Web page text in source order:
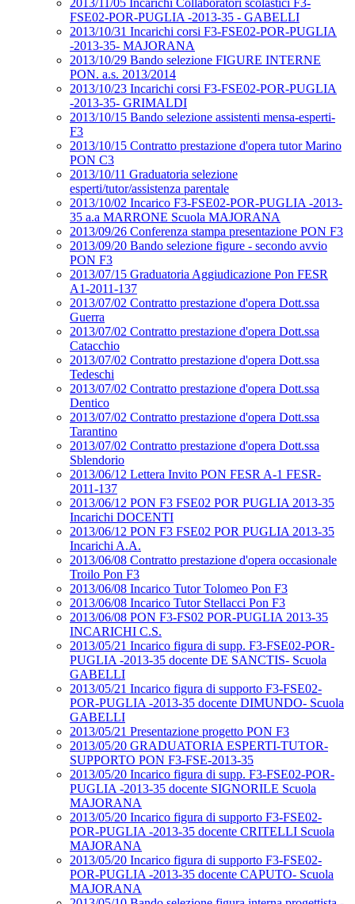
2013/11/05 Incarichi Collaboratori scolastici F3-
FSE02-POR-PUGLIA -2013-35 - GABELLI
2013/10/31 Incarichi corsi F3-FSE02-POR-PUGLIA
-2013-35- MAJORANA
2013/10/29 Bando selezione FIGURE INTERNE
PON. a.s. 2013/2014
2013/10/23 Incarichi corsi F3-FSE02-POR-PUGLIA
-2013-35- GRIMALDI
2013/10/15 Bando selezione assistenti mensa-esperti-
F3
2013/10/15 Contratto prestazione d'opera tutor Marino
PON C3
2013/10/11 Graduatoria selezione
esperti/tutor/assistenza parentale
2013/10/02 Incarico F3-FSE02-POR-PUGLIA -2013-
35 a.a MARRONE Scuola MAJORANA
2013/09/26 Conferenza stampa presentazione PON F3
2013/09/20 Bando selezione figure - secondo avvio
PON F3
2013/07/15 Graduatoria Aggiudicazione Pon FESR
A1-2011-137
2013/07/02 Contratto prestazione d'opera Dott.ssa
Guerra
2013/07/02 Contratto prestazione d'opera Dott.ssa
Catacchio
2013/07/02 Contratto prestazione d'opera Dott.ssa
Tedeschi
2013/07/02 Contratto prestazione d'opera Dott.ssa
Dentico
2013/07/02 Contratto prestazione d'opera Dott.ssa
Tarantino
2013/07/02 Contratto prestazione d'opera Dott.ssa
Sblendorio
2013/06/12 Lettera Invito PON FESR A-1 FESR-
2011-137
2013/06/12 PON F3 FSE02 POR PUGLIA 2013-35
Incarichi DOCENTI
2013/06/12 PON F3 FSE02 POR PUGLIA 2013-35
Incarichi A.A.
2013/06/08 Contratto prestazione d'opera occasionale
Troilo Pon F3
2013/06/08 Incarico Tutor Tolomeo Pon F3
2013/06/08 Incarico Tutor Stellacci Pon F3
2013/06/08 PON F3-FS02 POR-PUGLIA 2013-35
INCARICHI C.S.
2013/05/21 Incarico figura di supp. F3-FSE02-POR-
PUGLIA -2013-35 docente DE SANCTIS- Scuola
GABELLI
2013/05/21 Incarico figura di supporto F3-FSE02-
POR-PUGLIA -2013-35 docente DIMUNDO- Scuola
GABELLI
2013/05/21 Presentazione progetto PON F3
2013/05/20 GRADUATORIA ESPERTI-TUTOR-
SUPPORTO PON F3-FSE-2013-35
2013/05/20 Incarico figura di supp. F3-FSE02-POR-
PUGLIA -2013-35 docente SIGNORILE Scuola
MAJORANA
2013/05/20 Incarico figura di supporto F3-FSE02-
POR-PUGLIA -2013-35 docente CRITELLI Scuola
MAJORANA
2013/05/20 Incarico figura di supporto F3-FSE02-
POR-PUGLIA -2013-35 docente CAPUTO- Scuola
MAJORANA